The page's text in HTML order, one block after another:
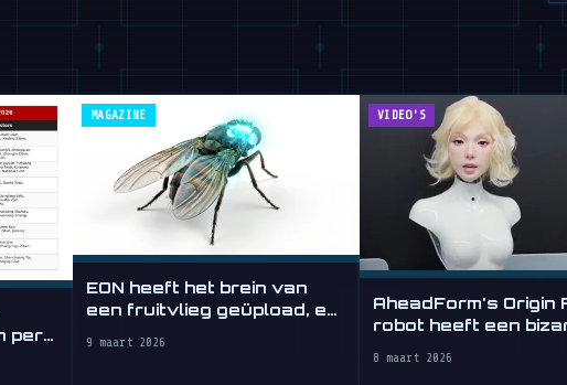
per
MAGAZINE
EON heeft het brein van
een fruitvlieg geüpload, en
9 maart 2026
VIDEO'S
AheadForm's Origin
robot heeft een
8 maart 2026